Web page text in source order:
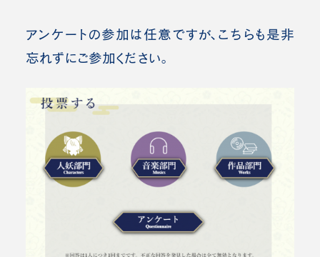
アンケートの参加は任意ですが、こちらも是非
忘れずにご参加ください。